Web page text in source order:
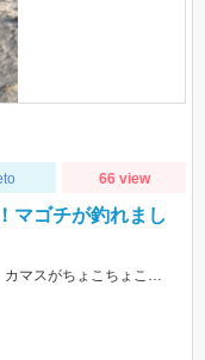
66 view
マゴチが釣れまし
尺アジ、青物狙いでジグサビキで釣りを開始し、カマスがちょこちょこ釣れるものの、狙いの魚は釣れず…。そこで先週、スズキ、イシモチを釣ることができたモッチーリグをセット！スパテラを使ってシャクりながら誘っていると、ゴンっと強い当たりがあり、なかなか歯ごたえのある引きを楽しみながら慎重に引き上げると、正体はマゴチでした。人生初マゴチの喜びと、モッチーリグで釣れたことの驚きでとても充実した釣行でした。絡まないし、ちゃんと釣れるし、モッチーリグに心から感謝しています( ´ ▽ ` )ﾉ